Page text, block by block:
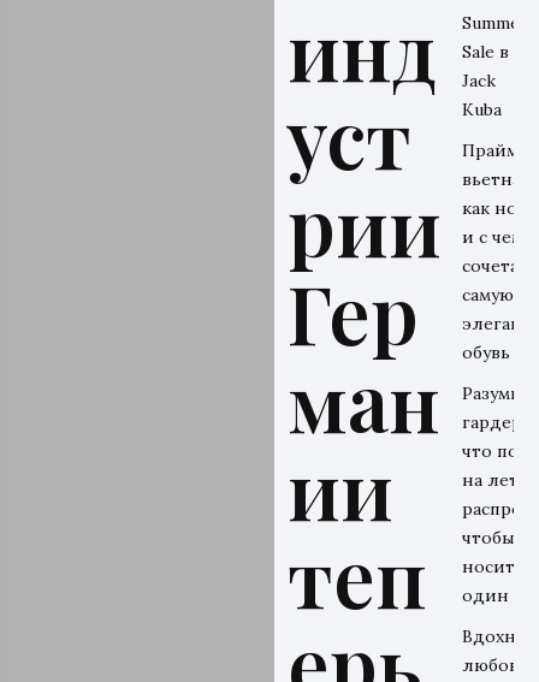
инд
уст
рии
Гер
ман
ии
теп
Summer
Sale в
Jack
Kuba
Прайм-
как
и с чем
сочетать
самую
обувь
что
на
чтобы
носить
один